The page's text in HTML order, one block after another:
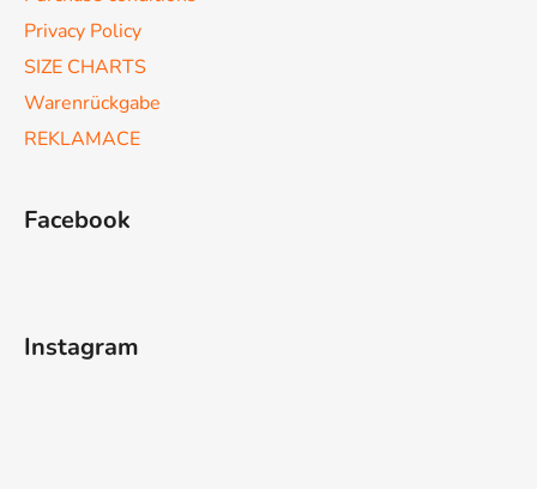
Privacy Policy
SIZE CHARTS
Warenrückgabe
REKLAMACE
Facebook
Instagram